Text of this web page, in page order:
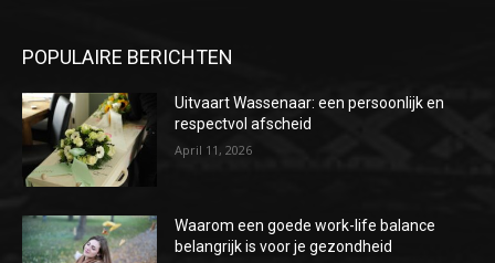
POPULAIRE BERICHTEN
Uitvaart Wassenaar: een persoonlijk en
respectvol afscheid
April 11, 2026
Waarom een goede work-life balance
belangrijk is voor je gezondheid